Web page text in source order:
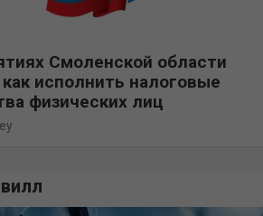
Смоленской области
как исполнить налоговые
физических лиц